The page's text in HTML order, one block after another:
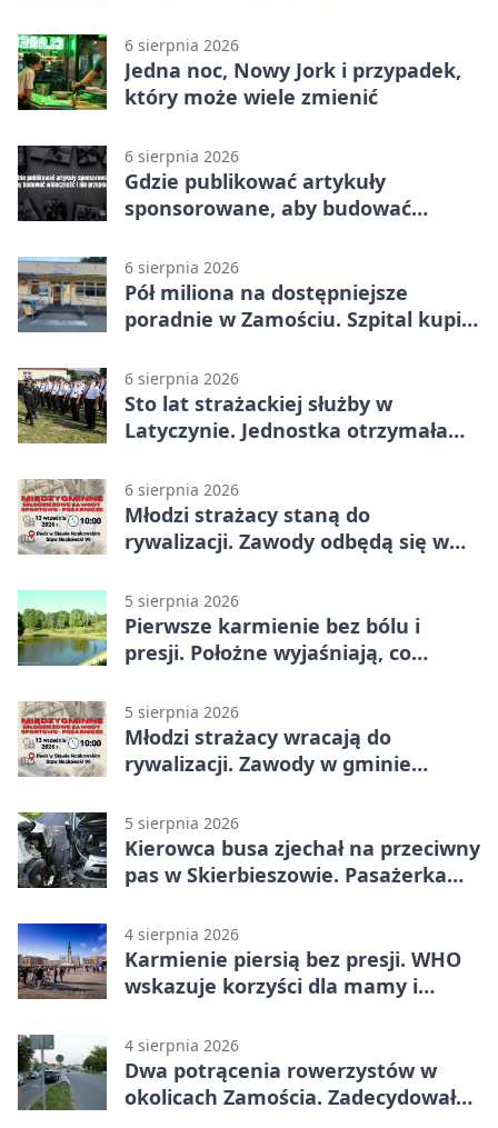
6 sierpnia 2026
Jedna noc, Nowy Jork i przypadek,
który może wiele zmienić
6 sierpnia 2026
Gdzie publikować artykuły
sponsorowane, aby budować
6 sierpnia 2026
Pół miliona na dostępniejsze
poradnie w Zamościu. Szpital kupi
6 sierpnia 2026
Sto lat strażackiej służby w
Latyczynie. Jednostka otrzymała
6 sierpnia 2026
Młodzi strażacy staną do
rywalizacji. Zawody odbędą się w
5 sierpnia 2026
Pierwsze karmienie bez bólu i
presji. Położne wyjaśniają, co
5 sierpnia 2026
Młodzi strażacy wracają do
rywalizacji. Zawody w gminie
5 sierpnia 2026
Kierowca busa zjechał na przeciwny
pas w Skierbieszowie. Pasażerka
4 sierpnia 2026
Karmienie piersią bez presji. WHO
wskazuje korzyści dla mamy i
4 sierpnia 2026
Dwa potrącenia rowerzystów w
okolicach Zamościa. Zadecydowało